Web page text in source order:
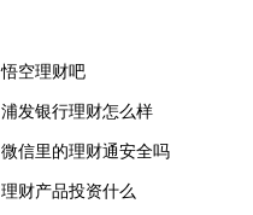
悟空理财吧
浦发银行理财怎么样
微信里的理财通安全吗
理财产品投资什么